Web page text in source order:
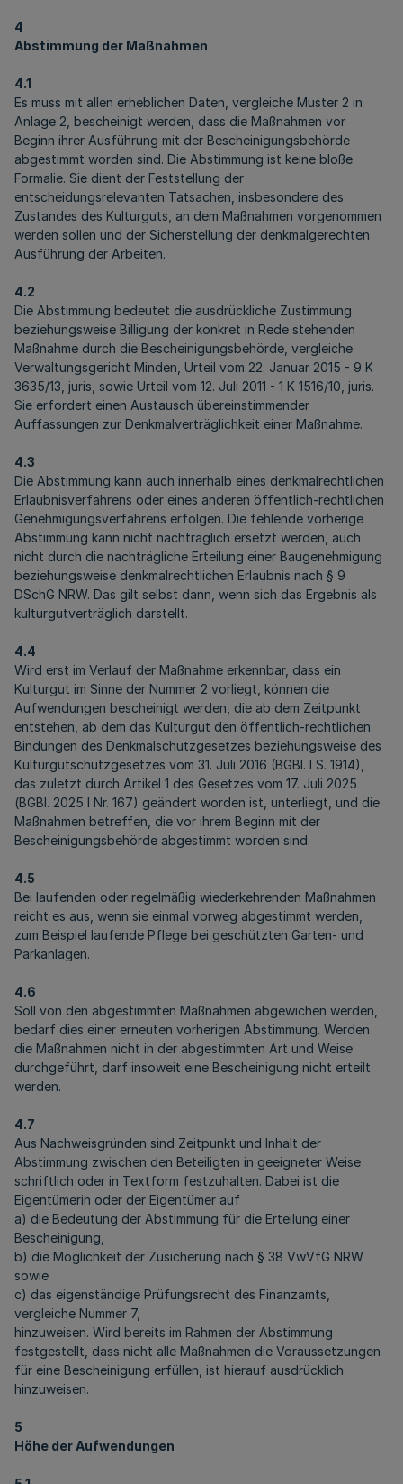
4
Abstimmung der Maßnahmen
4.1
Es muss mit allen erheblichen Daten, vergleiche Muster 2 in
Anlage 2, bescheinigt werden, dass die Maßnahmen vor
Beginn ihrer Ausführung mit der Bescheinigungsbehörde
abgestimmt worden sind. Die Abstimmung ist keine bloße
Formalie. Sie dient der Feststellung der
entscheidungsrelevanten Tatsachen, insbesondere des
Zustandes des Kulturguts, an dem Maßnahmen vorgenommen
werden sollen und der Sicherstellung der denkmalgerechten
Ausführung der Arbeiten.
4.2
Die Abstimmung bedeutet die ausdrückliche Zustimmung
beziehungsweise Billigung der konkret in Rede stehenden
Maßnahme durch die Bescheinigungsbehörde, vergleiche
Verwaltungsgericht Minden, Urteil vom 22. Januar 2015 - 9 K
3635/13, juris, sowie Urteil vom 12. Juli 2011 - 1 K 1516/10, juris.
Sie erfordert einen Austausch übereinstimmender
Auffassungen zur Denkmalverträglichkeit einer Maßnahme.
4.3
Die Abstimmung kann auch innerhalb eines denkmalrechtlichen
Erlaubnisverfahrens oder eines anderen öffentlich-rechtlichen
Genehmigungsverfahrens erfolgen. Die fehlende vorherige
Abstimmung kann nicht nachträglich ersetzt werden, auch
nicht durch die nachträgliche Erteilung einer Baugenehmigung
beziehungsweise denkmalrechtlichen Erlaubnis nach § 9
DSchG NRW. Das gilt selbst dann, wenn sich das Ergebnis als
kulturgutverträglich darstellt.
4.4
Wird erst im Verlauf der Maßnahme erkennbar, dass ein
Kulturgut im Sinne der Nummer 2 vorliegt, können die
Aufwendungen bescheinigt werden, die ab dem Zeitpunkt
entstehen, ab dem das Kulturgut den öffentlich-rechtlichen
Bindungen des Denkmalschutzgesetzes beziehungsweise des
Kulturgutschutzgesetzes vom 31. Juli 2016 (BGBl. I S. 1914),
das zuletzt durch Artikel 1 des Gesetzes vom 17. Juli 2025
(BGBl. 2025 I Nr. 167) geändert worden ist, unterliegt, und die
Maßnahmen betreffen, die vor ihrem Beginn mit der
Bescheinigungsbehörde abgestimmt worden sind.
4.5
Bei laufenden oder regelmäßig wiederkehrenden Maßnahmen
reicht es aus, wenn sie einmal vorweg abgestimmt werden,
zum Beispiel laufende Pflege bei geschützten Garten- und
Parkanlagen.
4.6
Soll von den abgestimmten Maßnahmen abgewichen werden,
bedarf dies einer erneuten vorherigen Abstimmung. Werden
die Maßnahmen nicht in der abgestimmten Art und Weise
durchgeführt, darf insoweit eine Bescheinigung nicht erteilt
werden.
4.7
Aus Nachweisgründen sind Zeitpunkt und Inhalt der
Abstimmung zwischen den Beteiligten in geeigneter Weise
schriftlich oder in Textform festzuhalten. Dabei ist die
Eigentümerin oder der Eigentümer auf
a) die Bedeutung der Abstimmung für die Erteilung einer
Bescheinigung,
b) die Möglichkeit der Zusicherung nach § 38 VwVfG NRW
sowie
c) das eigenständige Prüfungsrecht des Finanzamts,
vergleiche Nummer 7,
hinzuweisen. Wird bereits im Rahmen der Abstimmung
festgestellt, dass nicht alle Maßnahmen die Voraussetzungen
für eine Bescheinigung erfüllen, ist hierauf ausdrücklich
hinzuweisen.
5
Höhe der Aufwendungen